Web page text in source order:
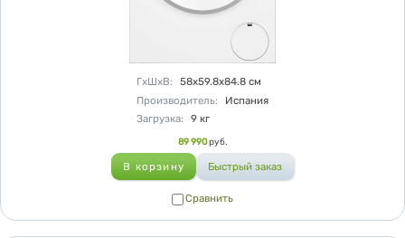
Характеристики
ГхШхВ: 58х59.8х84.8 см
Производитель:
Испания
Загрузка: 9 кг
89 990 руб.
Сравнить